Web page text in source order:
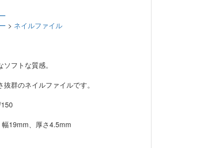
> ネイルファイル
フトな質感。
群のネイルファイルです。
19mm、厚さ4.5mm